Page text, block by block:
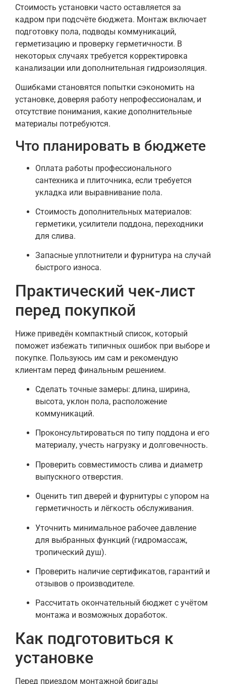
Стоимость установки часто оставляется за
кадром при подсчёте бюджета. Монтаж включает
подготовку пола, подводы коммуникаций,
герметизацию и проверку герметичности. В
некоторых случаях требуется корректировка
канализации или дополнительная гидроизоляция.
Ошибками становятся попытки сэкономить на
установке, доверяя работу непрофессионалам, и
отсутствие понимания, какие дополнительные
материалы потребуются.
Что планировать в бюджете
Оплата работы профессионального
сантехника и плиточника, если требуется
укладка или выравнивание пола.
Стоимость дополнительных материалов:
герметики, усилители поддона, переходники
для слива.
Запасные уплотнители и фурнитура на случай
быстрого износа.
Практический чек-лист
перед покупкой
Ниже приведён компактный список, который
поможет избежать типичных ошибок при выборе и
покупке. Пользуюсь им сам и рекомендую
клиентам перед финальным решением.
Сделать точные замеры: длина, ширина,
высота, уклон пола, расположение
коммуникаций.
Проконсультироваться по типу поддона и его
материалу, учесть нагрузку и долговечность.
Проверить совместимость слива и диаметр
выпускного отверстия.
Оценить тип дверей и фурнитуры с упором на
герметичность и лёгкость обслуживания.
Уточнить минимальное рабочее давление
для выбранных функций (гидромассаж,
тропический душ).
Проверить наличие сертификатов, гарантий и
отзывов о производителе.
Рассчитать окончательный бюджет с учётом
монтажа и возможных доработок.
Как подготовиться к
установке
Перед приездом монтажной бригады